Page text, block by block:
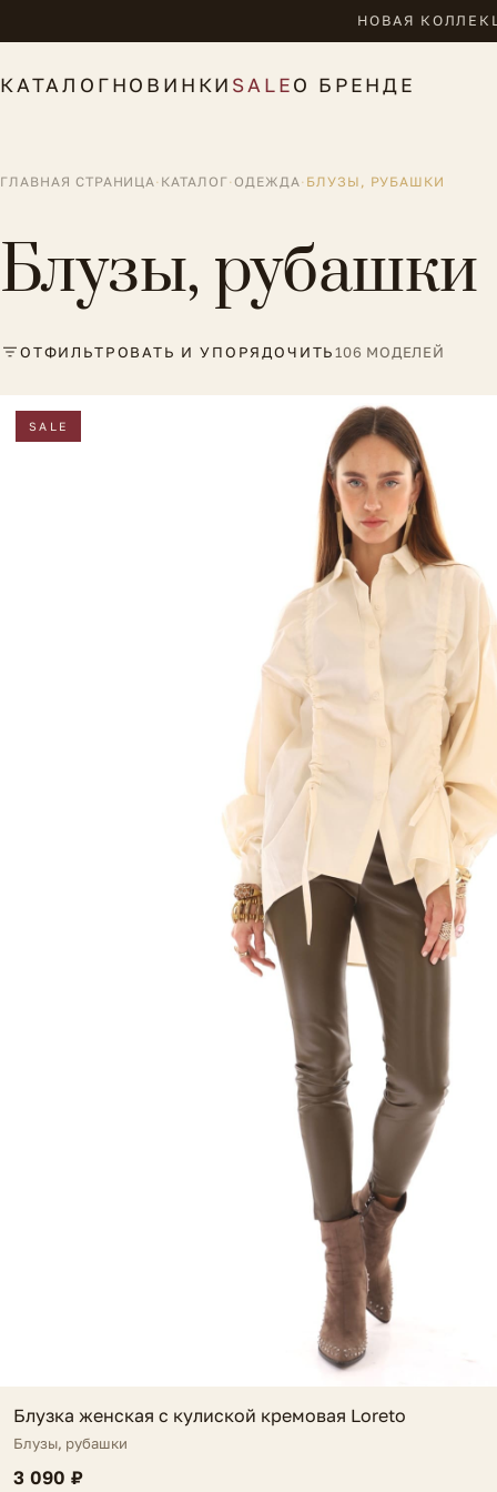
НОВАЯ
КАТАЛОГНОВИНКИ SALEО БРЕНДЕ
ГЛАВНАЯ СТРАНИЦА· КАТАЛОГ·ОДЕЖДА· БЛУЗЫ, РУБАШКИ
Блузы, рубашки
ОТФИЛЬТРОВАТЬ И УПОРЯДОЧИТЬ106 МОДЕЛЕЙ
SALE
Блузка женская с кулиской кремовая Loreto
Блузы, рубашки
3 090 ₽